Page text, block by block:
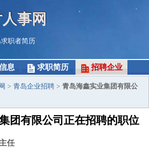
事网
职者简历
息 求职简历 招聘企业
> 青岛企业招聘 > 青岛海鑫实业集团有限公
团有限公司正在招聘的职位
任